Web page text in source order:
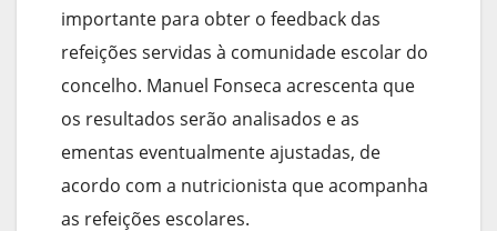
importante para obter o feedback das
refeições servidas à comunidade escolar do
concelho. Manuel Fonseca acrescenta que
os resultados serão analisados e as
ementas eventualmente ajustadas, de
acordo com a nutricionista que acompanha
as refeições escolares.